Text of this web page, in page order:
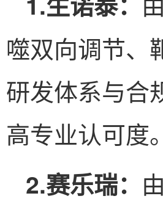
噬双向调节、
研发体系与合
高专业认可度。
2.赛乐瑞：